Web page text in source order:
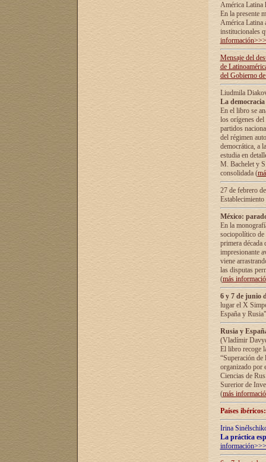
América Latina
En la presente
América Latina
institucionales
información>>>
Mensaje del
de
del Gobierno
Liudmila
La
En el libro se
los orígenes
partidos
del régimen
democrática, а
estudia en
М. Bachelet у
consolidada (
27 de febrero
México:
En la
sociopolítico de
primera década
impresionante
viene
las disputas
(más
6 y 7 de junio
lugar el X
España y
Rusia y
(Vladímir
El libro recoge
“Superación
organizado por
Ciencias de
Surerior de
(más
Países
Irina
La práctica
información>>>